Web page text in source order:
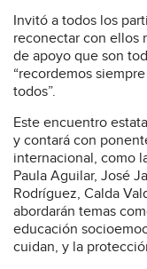
Invitó a todos los
reconectar con ellos
de apoyo que son
“recordemos
todos”.
Este encuentro
y contará con
internacional, como
Paula Aguilar, José
Rodríguez, Calda
abordarán temas
educación
cuidan, y la